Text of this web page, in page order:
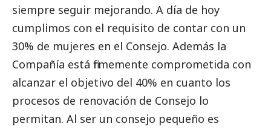
siempre seguir mejorando. A día de hoy
cumplimos con el requisito de contar con un
30% de mujeres en el Consejo. Además la
Compañía está firmemente comprometida con
alcanzar el objetivo del 40% en cuanto los
procesos de renovación de Consejo lo
permitan. Al ser un consejo pequeño es